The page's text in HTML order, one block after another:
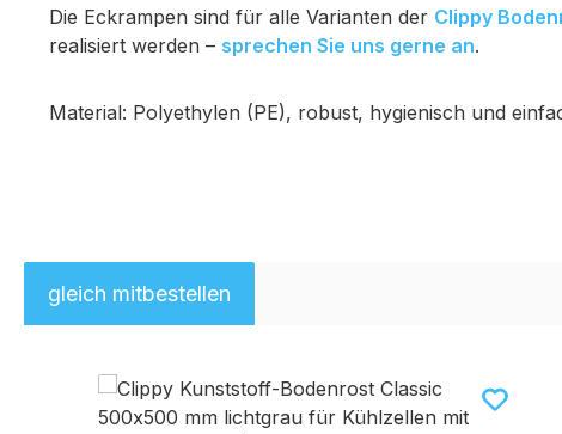
Die Eckrampen sind für alle Varianten der Clippy
realisiert werden – sprechen Sie uns gerne an.
Material: Polyethylen (PE), robust, hygienisch und
gleich mitbestellen